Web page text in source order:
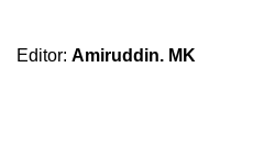
Editor: Amiruddin. MK